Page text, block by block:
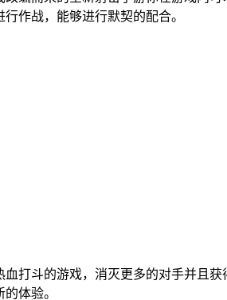
作战，能够进行默契的配合。
打斗的游戏，消灭更多的对手并且
体验。